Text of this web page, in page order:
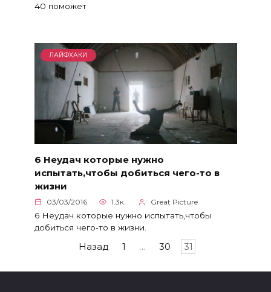
40 поможет
ЛАЙФХАКИ
6 Неудач которые нужно
испытать,чтобы добиться чего-то в
жизни
03/03/2016 1.3к. Great Picture
6 Неудач которые нужно испытать,чтобы
добиться чего-то в жизни.
Назад 1 … 30 31